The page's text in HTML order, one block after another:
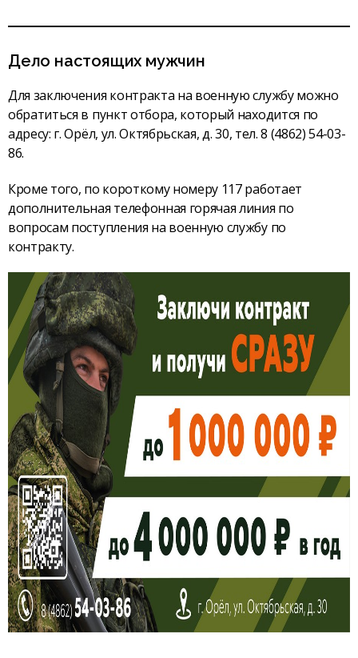
Дело настоящих мужчин
Для заключения контракта на военную службу можно
обратиться в пункт отбора, который находится по
адресу: г. Орёл, ул. Октябрьская, д. 30, тел. 8 (4862) 54-03-
86.
Кроме того, по короткому номеру 117 работает
дополнительная телефонная горячая линия по
вопросам поступления на военную службу по
контракту.